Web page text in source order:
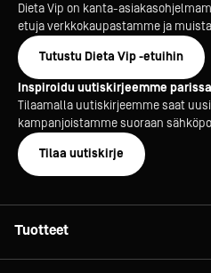
Dieta Vip on kanta-
etuja verkkokaupastamme ja
Tutustu Dieta Vip -etuihin
Inspiroidu uutiskirjeemme parissa
Tilaamalla uutiskirjeemme saat
kampanjoistamme suoraan
Tilaa uutiskirje
Tuotteet